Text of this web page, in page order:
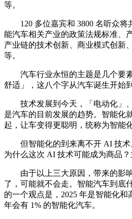
等。
120 多位嘉宾和 3800 名听众将
能汽车相关产业的政策法规标准、
产业链的技术创新、商业模式创新
等。
汽车行业永恒的主题是几个要素
舒适」，这八个字从汽车诞生开始
技术发展到今天，「电动化」、
是汽车的目前发展的趋势。智能化
起，让车变得更聪明，统称为智能化
但智能化的到来离不开 AI 技术
为什么这次 AI 技术可能成为商品？
由于以上三大原因，带来的影
了，可能就不会走。智能汽车到底
的一个观点是，2025 年是智能化和
年会有 1% 的智能化汽车。